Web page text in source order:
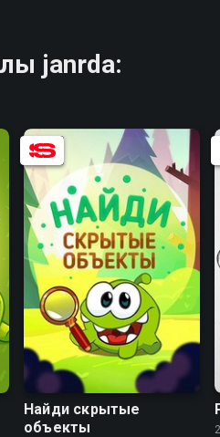
janrda:
8.2
Найди скрытые
объекты